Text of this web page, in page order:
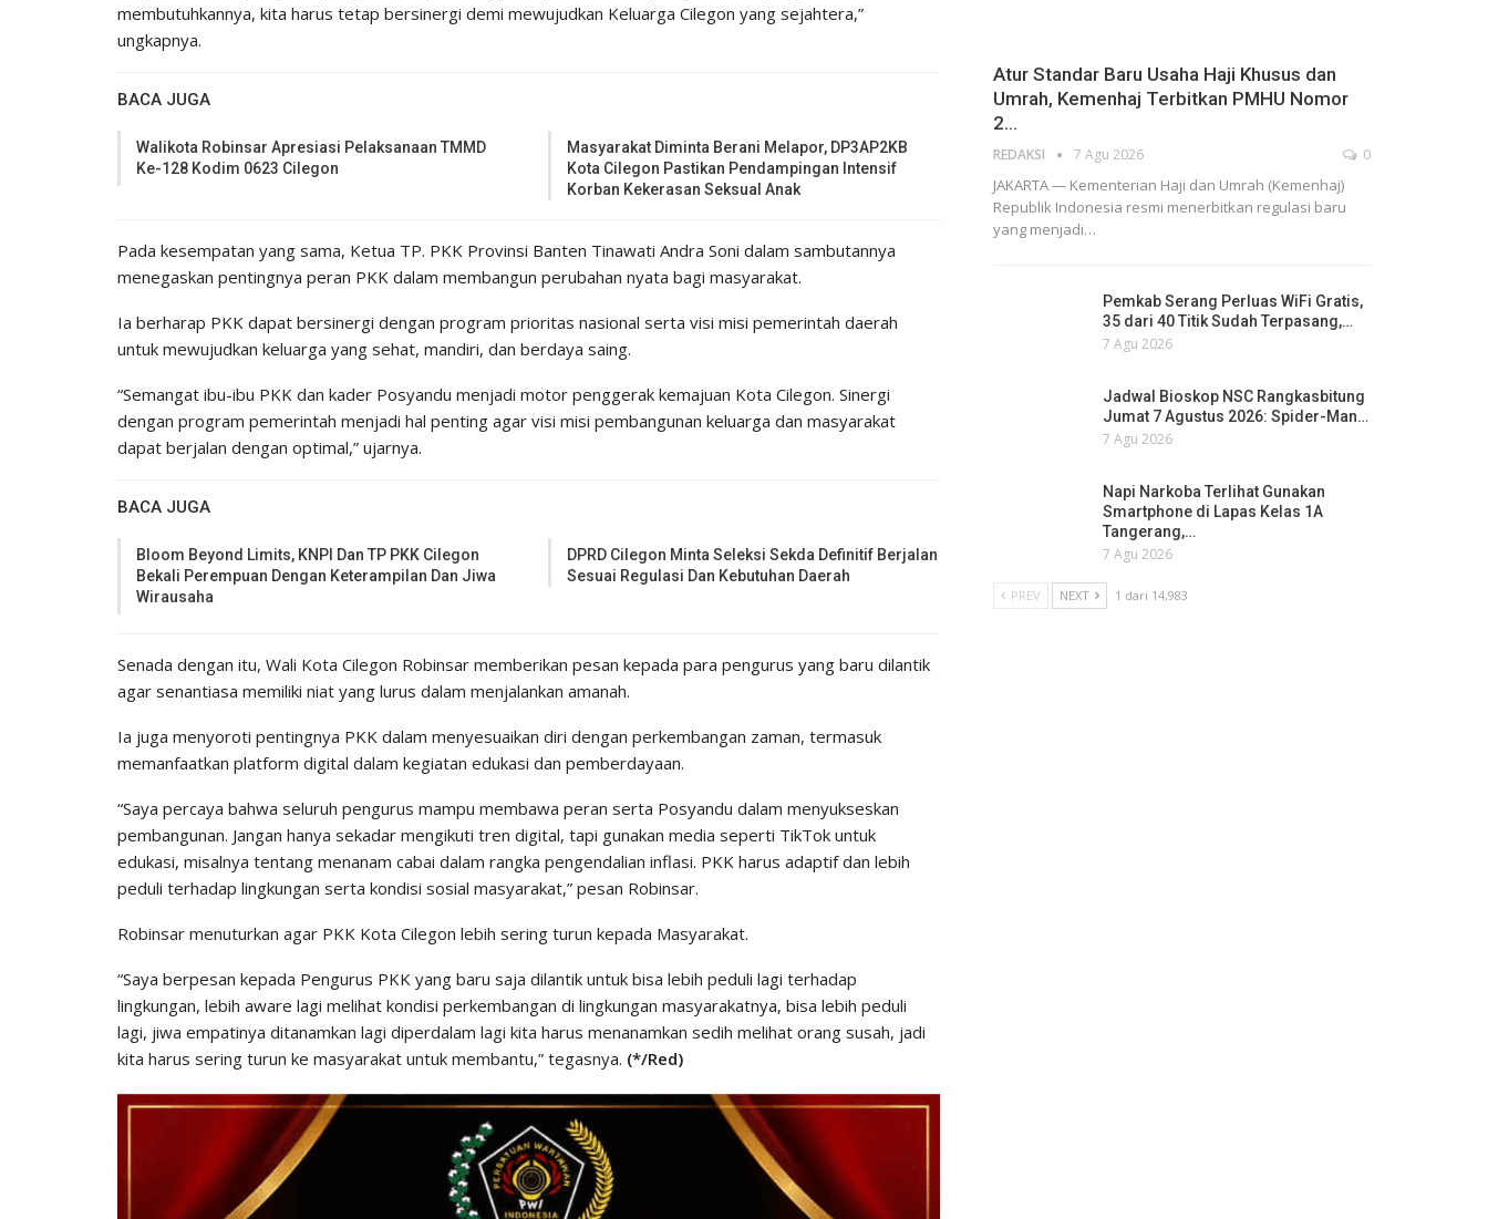
membutuhkannya, kita harus tetap bersinergi demi mewujudkan Keluarga Cilegon yang sejahtera,”
ungkapnya.
BACA JUGA
Walikota Robinsar Apresiasi Pelaksanaan TMMD
Ke-128 Kodim 0623 Cilegon
Masyarakat Diminta Berani Melapor, DP3AP2KB
Kota Cilegon Pastikan Pendampingan Intensif
Korban Kekerasan Seksual Anak
Pada kesempatan yang sama, Ketua TP. PKK Provinsi Banten Tinawati Andra Soni dalam sambutannya
menegaskan pentingnya peran PKK dalam membangun perubahan nyata bagi masyarakat.
Ia berharap PKK dapat bersinergi dengan program prioritas nasional serta visi misi pemerintah daerah
untuk mewujudkan keluarga yang sehat, mandiri, dan berdaya saing.
“Semangat ibu-ibu PKK dan kader Posyandu menjadi motor penggerak kemajuan Kota Cilegon. Sinergi
dengan program pemerintah menjadi hal penting agar visi misi pembangunan keluarga dan masyarakat
dapat berjalan dengan optimal,” ujarnya.
BACA JUGA
Bloom Beyond Limits, KNPI Dan TP PKK Cilegon
Bekali Perempuan Dengan Keterampilan Dan Jiwa
Wirausaha
DPRD Cilegon Minta Seleksi Sekda Definitif Berjalan
Sesuai Regulasi Dan Kebutuhan Daerah
Senada dengan itu, Wali Kota Cilegon Robinsar memberikan pesan kepada para pengurus yang baru dilantik
agar senantiasa memiliki niat yang lurus dalam menjalankan amanah.
Ia juga menyoroti pentingnya PKK dalam menyesuaikan diri dengan perkembangan zaman, termasuk
memanfaatkan platform digital dalam kegiatan edukasi dan pemberdayaan.
“Saya percaya bahwa seluruh pengurus mampu membawa peran serta Posyandu dalam menyukseskan
pembangunan. Jangan hanya sekadar mengikuti tren digital, tapi gunakan media seperti TikTok untuk
edukasi, misalnya tentang menanam cabai dalam rangka pengendalian inflasi. PKK harus adaptif dan lebih
peduli terhadap lingkungan serta kondisi sosial masyarakat,” pesan Robinsar.
Robinsar menuturkan agar PKK Kota Cilegon lebih sering turun kepada Masyarakat.
“Saya berpesan kepada Pengurus PKK yang baru saja dilantik untuk bisa lebih peduli lagi terhadap
lingkungan, lebih aware lagi melihat kondisi perkembangan di lingkungan masyarakatnya, bisa lebih peduli
lagi, jiwa empatinya ditanamkan lagi diperdalam lagi kita harus menanamkan sedih melihat orang susah, jadi
kita harus sering turun ke masyarakat untuk membantu,” tegasnya. (*/Red)
Atur Standar Baru Usaha Haji Khusus dan
Umrah, Kemenhaj Terbitkan PMHU Nomor
2…
REDAKSI 7 Agu 2026 0
​JAKARTA — Kementerian Haji dan Umrah (Kemenhaj)
Republik Indonesia resmi menerbitkan regulasi baru
yang menjadi…
Pemkab Serang Perluas WiFi Gratis,
35 dari 40 Titik Sudah Terpasang,…
7 Agu 2026
Jadwal Bioskop NSC Rangkasbitung
Jumat 7 Agustus 2026: Spider-Man…
7 Agu 2026
Napi Narkoba Terlihat Gunakan
Smartphone di Lapas Kelas 1A
Tangerang,…
7 Agu 2026
PREV NEXT 1 dari 14,983